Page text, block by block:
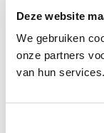
Deze website
We gebruiken
onze partners
van hun services.